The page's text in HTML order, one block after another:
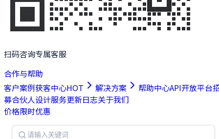
扫码咨询专属客服
合作与帮助
客户案例获客中心HOT 解决方案 帮助中心API开放平台
募合伙人设计服务更新日志关于我们
价格限时优惠